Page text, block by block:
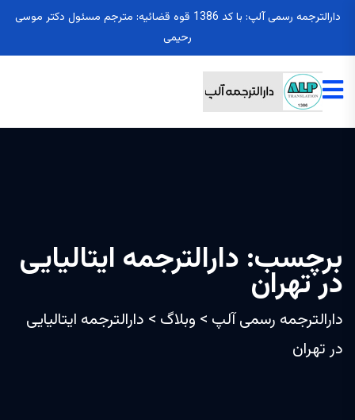
دارالترجمه رسمی آلپ: با کد 1386 قوه قضائیه: مترجم مسئول دکتر موسی
رحیمی
برچسب: دارالترجمه ایتالیایی
در تهران
دارالترجمه رسمی آلپ > وبلاگ > دارالترجمه ایتالیایی
در تهران